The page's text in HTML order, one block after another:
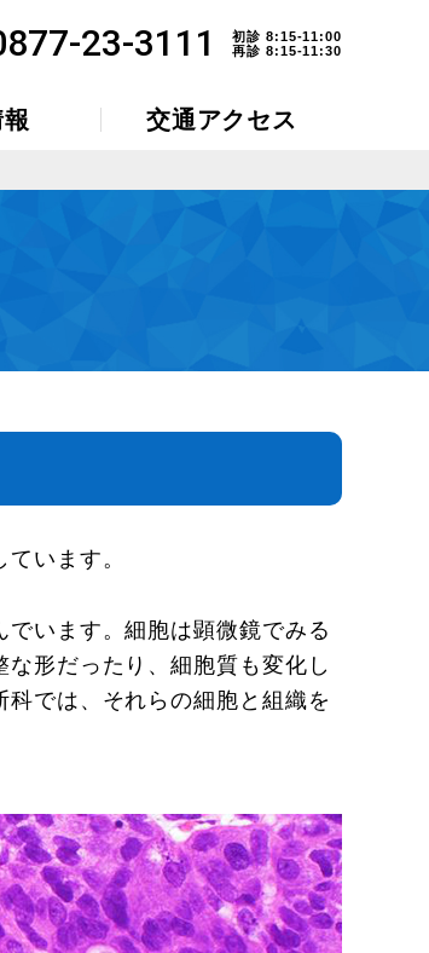
23-3111
初診 8:15-11:00
再診 8:15-11:30
交通アクセス
います。
でいます。細胞は顕微鏡でみる
形だったり、細胞質も変化し
では、それらの細胞と組織を